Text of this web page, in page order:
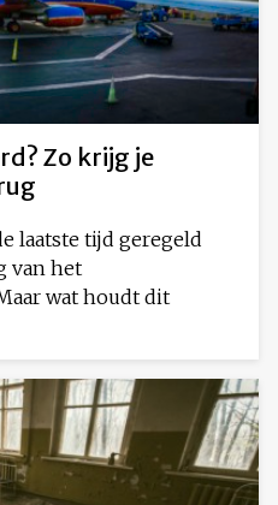
Zo krijg je
laatste tijd geregeld
van het
wat houdt dit